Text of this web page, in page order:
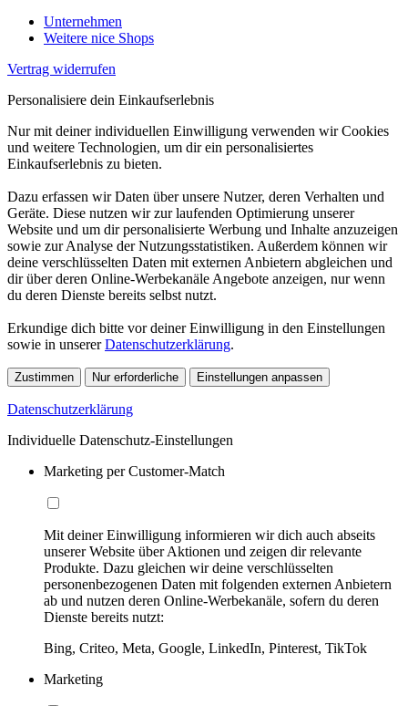
Unternehmen
Weitere nice Shops
Vertrag widerrufen
Personalisiere dein Einkaufserlebnis
Nur mit deiner individuellen Einwilligung verwenden wir Cookies
und weitere Technologien, um dir ein personalisiertes
Einkaufserlebnis zu bieten.
Dazu erfassen wir Daten über unsere Nutzer, deren Verhalten und
Geräte. Diese nutzen wir zur laufenden Optimierung unserer
Website und um dir personalisierte Werbung und Inhalte anzuzeigen
sowie zur Analyse der Nutzungsstatistiken. Außerdem können wir
deine verschlüsselten Daten mit externen Anbietern abgleichen und
dir über deren Online-Werbekanäle Angebote anzeigen, nur wenn
du deren Dienste bereits selbst nutzt.
Erkundige dich bitte vor deiner Einwilligung in den Einstellungen
sowie in unsererDatenschutzerklärung.
Zustimmen Nur erforderliche Einstellungen anpassen
Datenschutzerklärung
Individuelle Datenschutz-Einstellungen
Marketing per Customer-Match
Mit deiner Einwilligung informieren wir dich auch abseits
unserer Website über Aktionen und zeigen dir relevante
Produkte. Dazu gleichen wir deine verschlüsselten
personenbezogenen Daten mit folgenden externen Anbietern
ab und nutzen deren Online-Werbekanäle, sofern du deren
Dienste bereits nutzt:
Bing, Criteo, Meta, Google, LinkedIn, Pinterest, TikTok
Marketing